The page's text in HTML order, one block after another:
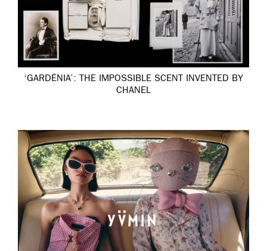
‘GARDÉNIA’: THE IMPOSSIBLE SCENT INVENTED BY
CHANEL